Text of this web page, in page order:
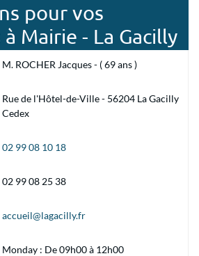
pour vos
Mairie - La Gacilly
M. ROCHER Jacques - ( 69 ans )
Rue de l'Hôtel-de-Ville - 56204 La Gacilly
Cedex
02 99 08 10 18
02 99 08 25 38
accueil@lagacilly.fr
Monday : De 09h00 à 12h00